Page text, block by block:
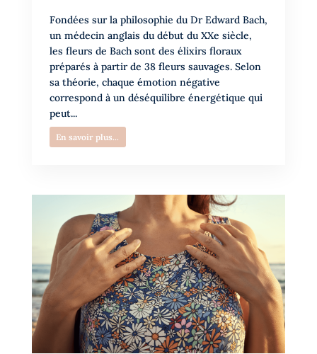
Fondées sur la philosophie du Dr Edward Bach,
un médecin anglais du début du XXe siècle,
les fleurs de Bach sont des élixirs floraux
préparés à partir de 38 fleurs sauvages. Selon
sa théorie, chaque émotion négative
correspond à un déséquilibre énergétique qui
peut...
En savoir plus...